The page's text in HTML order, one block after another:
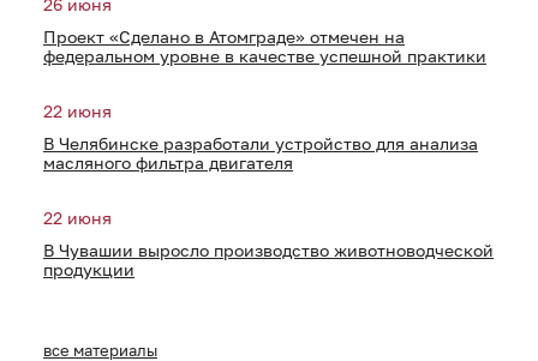
26 июня
Проект «Сделано в Атомграде» отмечен на
федеральном уровне в качестве успешной практики
22 июня
В Челябинске разработали устройство для анализа
масляного фильтра двигателя
22 июня
В Чувашии выросло производство животноводческой
продукции
все материалы